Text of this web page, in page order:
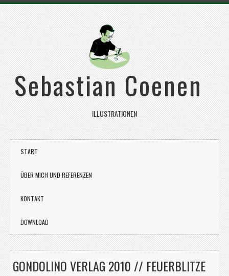
Sebastian Coenen
ILLUSTRATIONEN
START
ÜBER MICH UND REFERENZEN
KONTAKT
DOWNLOAD
GONDOLINO VERLAG 2010 // FEUERBLITZE